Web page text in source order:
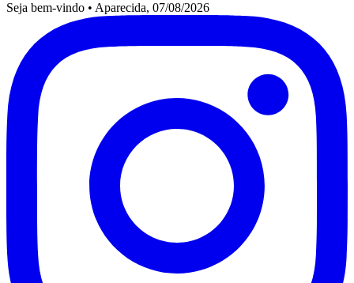
Seja bem-vindo • Aparecida, 07/08/2026